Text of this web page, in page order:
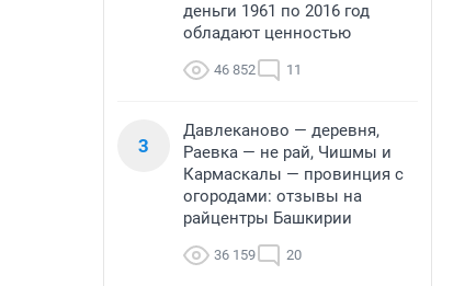
деньги 1961 по 2016 год
обладают ценностью
46 852 11
3
Давлеканово — деревня,
Раевка — не рай, Чишмы и
Кармаскалы — провинция с
огородами: отзывы на
райцентры Башкирии
36 159 20